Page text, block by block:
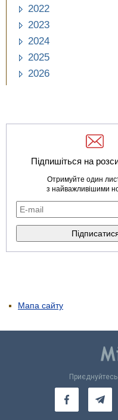
2022
2023
2024
2025
2026
Підпишіться на
Отримуйте один
з найважливішими
Мапа сайту